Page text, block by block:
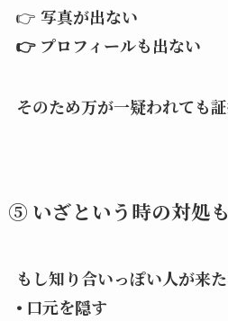
👉 写真が出ない
👉 プロフィールも出ない
そのため万が一疑われても
⑤ いざという時の対処
もし知り合いっぽい人が来
• 口元を隠す